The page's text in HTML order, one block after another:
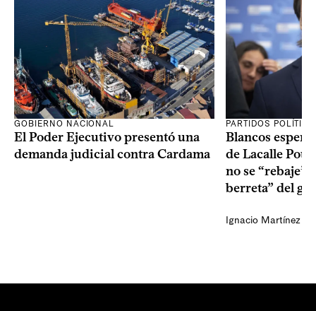
GOBIERNO NACIONAL
El Poder Ejecutivo presentó una
demanda judicial contra Cardama
PARTIDOS
Blancos
de Lacalle Pou
no se “rebaje”
berreta” del
Ignacio Martínez